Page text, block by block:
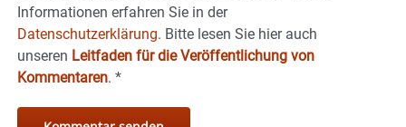
Informationen erfahren Sie in der
Datenschutzerklärung. Bitte lesen Sie hier auch
unseren Leitfaden für die Veröffentlichung von
Kommentaren. *